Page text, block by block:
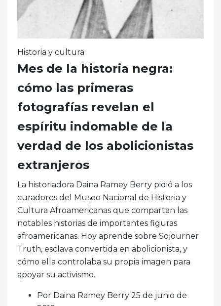
Historia y cultura
Mes de la historia negra:
cómo las primeras
fotografías revelan el
espíritu indomable de la
verdad de los abolicionistas
extranjeros
La historiadora Daina Ramey Berry pidió a los
curadores del Museo Nacional de Historia y
Cultura Afroamericanas que compartan las
notables historias de importantes figuras
afroamericanas. Hoy aprende sobre Sojourner
Truth, esclava convertida en abolicionista, y
cómo ella controlaba su propia imagen para
apoyar su activismo..
Por Daina Ramey Berry 25 de junio de